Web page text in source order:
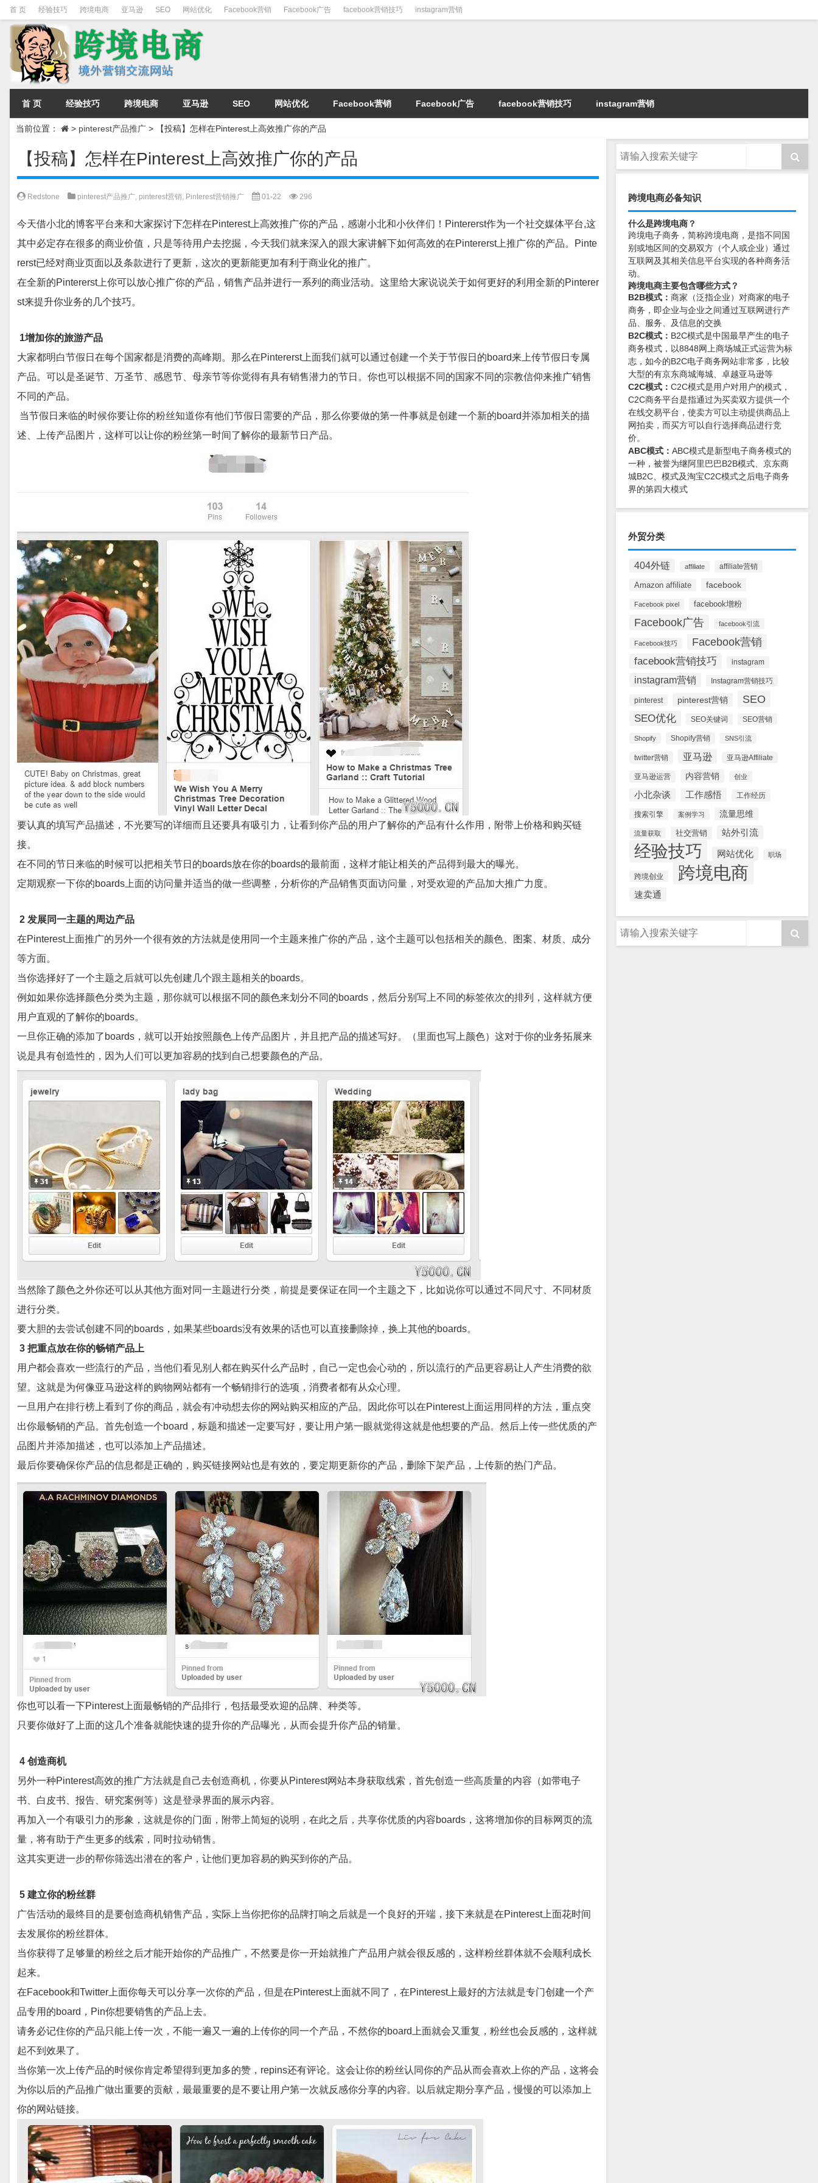
首 页 经验技巧 跨境电商 亚马逊 SEO 网站优化 Facebook营销 Facebook广告 facebook营销技巧 instagram营销
首 页 经验技巧 跨境电商 亚马逊 SEO 网站优化 Facebook营销 Facebook广告 facebook营销技巧 instagram营销
当前位置： > pinterest产品推广 > 【投稿】怎样在Pinterest上高效推广你的产品
【投稿】怎样在Pinterest上高效推广你的产品
Redstone pinterest产品推广, pinterest营销, Pinterest营销推广 01-22 296
今天借小北的博客平台来和大家探讨下怎样在Pinterest上高效推广你的产品，感谢小北和小伙伴们！Pintererst作为一个社交媒体平台,这
其中必定存在很多的商业价值，只是等待用户去挖掘，今天我们就来深入的跟大家讲解下如何高效的在Pintererst上推广你的产品。Pinte
rerst已经对商业页面以及条款进行了更新，这次的更新能更加有利于商业化的推广。
在全新的Pintererst上你可以放心推广你的产品，销售产品并进行一系列的商业活动。这里给大家说说关于如何更好的利用全新的Pinterer
st来提升你业务的几个技巧。
1增加你的旅游产品
大家都明白节假日在每个国家都是消费的高峰期。那么在Pintererst上面我们就可以通过创建一个关于节假日的board来上传节假日专属
产品。可以是圣诞节、万圣节、感恩节、母亲节等你觉得有具有销售潜力的节日。你也可以根据不同的国家不同的宗教信仰来推广销售
不同的产品。
当节假日来临的时候你要让你的粉丝知道你有他们节假日需要的产品，那么你要做的第一件事就是创建一个新的board并添加相关的描
述、上传产品图片，这样可以让你的粉丝第一时间了解你的最新节日产品。
要认真的填写产品描述，不光要写的详细而且还要具有吸引力，让看到你产品的用户了解你的产品有什么作用，附带上价格和购买链
接。
在不同的节日来临的时候可以把相关节日的boards放在你的boards的最前面，这样才能让相关的产品得到最大的曝光。
定期观察一下你的boards上面的访问量并适当的做一些调整，分析你的产品销售页面访问量，对受欢迎的产品加大推广力度。
2 发展同一主题的周边产品
在Pinterest上面推广的另外一个很有效的方法就是使用同一个主题来推广你的产品，这个主题可以包括相关的颜色、图案、材质、成分
等方面。
当你选择好了一个主题之后就可以先创建几个跟主题相关的boards。
例如如果你选择颜色分类为主题，那你就可以根据不同的颜色来划分不同的boards，然后分别写上不同的标签依次的排列，这样就方便
用户直观的了解你的boards。
一旦你正确的添加了boards，就可以开始按照颜色上传产品图片，并且把产品的描述写好。（里面也写上颜色）这对于你的业务拓展来
说是具有创造性的，因为人们可以更加容易的找到自己想要颜色的产品。
当然除了颜色之外你还可以从其他方面对同一主题进行分类，前提是要保证在同一个主题之下，比如说你可以通过不同尺寸、不同材质
进行分类。
要大胆的去尝试创建不同的boards，如果某些boards没有效果的话也可以直接删除掉，换上其他的boards。
3 把重点放在你的畅销产品上
用户都会喜欢一些流行的产品，当他们看见别人都在购买什么产品时，自己一定也会心动的，所以流行的产品更容易让人产生消费的欲
望。这就是为何像亚马逊这样的购物网站都有一个畅销排行的选项，消费者都有从众心理。
一旦用户在排行榜上看到了你的商品，就会有冲动想去你的网站购买相应的产品。
因此你可以在Pinterest上面运用同样的方法，重点突
出你最畅销的产品。首先创造一个board，标题和描述一定要写好，要让用户第一眼就觉得这就是他想要的产品。然后上传一些优质的产
品图片并添加描述，也可以添加上产品描述。
最后你要确保你产品的信息都是正确的，购买链接网站也是有效的，要定期更新你的产品，删除下架产品，上传新的热门产品。
你也可以看一下Pinterest上面最畅销的产品排行，包括最受欢迎的品牌、种类等。
只要你做好了上面的这几个准备就能快速的提升你的产品曝光，从而会提升你产品的销量。
4 创造商机
另外一种Pinterest高效的推广方法就是自己去创造商机，你要从Pinterest网站本身获取线索，首先创造一些高质量的内容（如带电子
书、白皮书、报告、研究案例等）这是登录界面的展示内容。
再加入一个有吸引力的形象，这就是你的门面，附带上简短的说明，在此之后，共享你优质的内容boards，这将增加你的目标网页的流
量，将有助于产生更多的线索，同时拉动销售。
这其实更进一步的帮你筛选出潜在的客户，让他们更加容易的购买到你的产品。
5 建立你的粉丝群
广告活动的最终目的是要创造商机销售产品，实际上当你把你的品牌打响之后就是一个良好的开端，接下来就是在Pinterest上面花时间
去发展你的粉丝群体。
当你获得了足够量的粉丝之后才能开始你的产品推广，不然要是你一开始就推广产品用户就会很反感的，这样粉丝群体就不会顺利成长
起来。
在Facebook和Twitter上面你每天可以分享一次你的产品，但是在Pinterest上面就不同了，在Pinterest上最好的方法就是专门创建一个产
品专用的board，Pin你想要销售的产品上去。
请务必记住你的产品只能上传一次，不能一遍又一遍的上传你的同一个产品，不然你的board上面就会又重复，粉丝也会反感的，这样就
起不到效果了。
当你第一次上传产品的时候你肯定希望得到更加多的赞，repins还有评论。这会让你的粉丝认同你的产品从而会喜欢上你的产品，这将会
为你以后的产品推广做出重要的贡献，最最重要的是不要让用户第一次就反感你分享的内容。以后就定期分享产品，慢慢的可以添加上
你的网站链接。
跨境电商必备知识
什么是跨境电商？
跨境电子商务，简称跨境电商，是指不同国
别或地区间的交易双方（个人或企业）通过
互联网及其相关信息平台实现的各种商务活
动。
跨境电商主要包含哪些方式？
B2B模式： 商家（泛指企业）对商家的电子
商务，即企业与企业之间通过互联网进行产
品、服务、及信息的交换
B2C模式： B2C模式是中国最早产生的电子
商务模式，以8848网上商场城正式运营为标
志，如今的B2C电子商务网站非常多，比较
大型的有京东商城海城、卓越亚马逊等
C2C模式： C2C模式是用户对用户的模式，
C2C商务平台是指通过为买卖双方提供一个
在线交易平台，使卖方可以主动提供商品上
网拍卖，而买方可以自行选择商品进行竞
价。
ABC模式： ABC模式是新型电子商务模式的
一种，被誉为继阿里巴巴B2B模式、京东商
城B2C、模式及淘宝C2C模式之后电子商务
界的第四大模式
外贸分类
404外链 affiliate affiliate营销
Amazon affiliate facebook
Facebook pixel facebook增粉
Facebook广告 facebook引流
Facebook技巧 Facebook营销
facebook营销技巧 instagram
instagram营销 Instagram营销技巧
pinterest pinterest营销 SEO
SEO优化 SEO关键词 SEO营销
Shopify Shopify营销 SNS引流
twitter营销 亚马逊 亚马逊Affiliate
亚马逊运营 内容营销 创业
小北杂谈 工作感悟 工作经历
搜索引擎 案例学习 流量思维
流量获取 社交营销 站外引流
经验技巧 网站优化 职场
跨境创业 跨境电商
速卖通